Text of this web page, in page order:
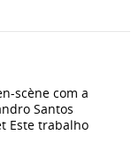
scène com a
Santos
Este trabalho